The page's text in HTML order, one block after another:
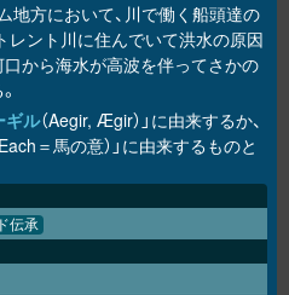
地方において、川で働く船頭達の
レント川に住んでいて洪水の原因
口から海水が高波を伴ってさかの
ギル（Aegir, Ægir）」に由来するか、
＝馬の意）」に由来するものと
伝承